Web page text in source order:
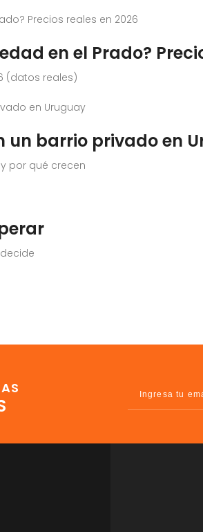
en el Prado?
(datos reales)
un barrio privado en
por qué crecen